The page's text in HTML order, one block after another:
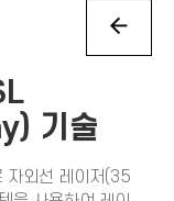
기술
자외선 레이저(35